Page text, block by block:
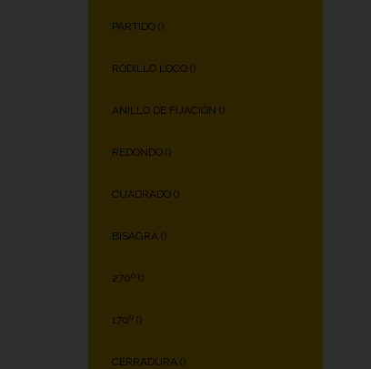
PARTIDO ()
RODILLO LOCO ()
ANILLO DE FIJACIÓN ()
REDONDO ()
CUADRADO ()
BISAGRA ()
270º ()
170º ()
CERRADURA ()